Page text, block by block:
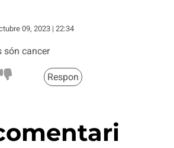
09, 2023 | 22:34
són cancer
Respon